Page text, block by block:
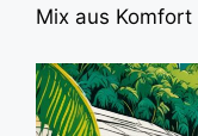
Mix aus